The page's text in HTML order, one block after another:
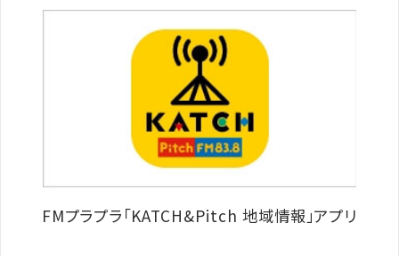
FMプラプラ「KATCH&Pitch 地域情報」アプリ